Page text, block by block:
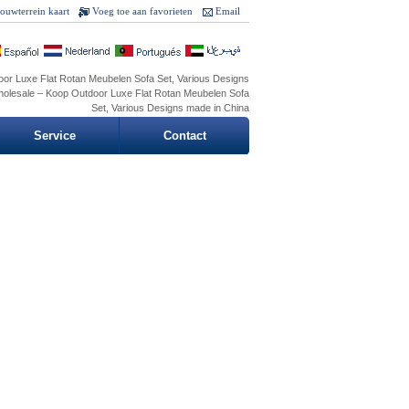
Email
Voeg toe aan favorieten
kaart
Luxe Flat Rotan Meubelen Sofa Set, Various Designs
– Koop Outdoor Luxe Flat Rotan Meubelen Sofa
Set, Various Designs made in China
Service Contact